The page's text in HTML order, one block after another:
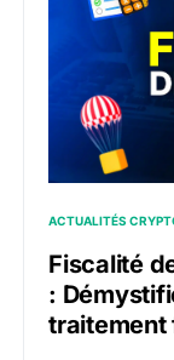
ACTUALITÉS
Fiscalité
:
traitement